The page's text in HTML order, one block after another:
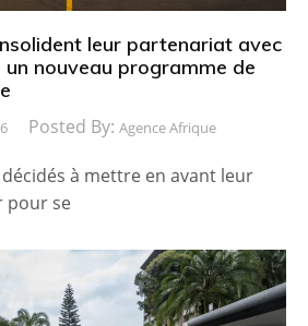
leur partenariat avec
nouveau programme de
Posted By: Agence Afrique
à mettre en avant leur
pour se